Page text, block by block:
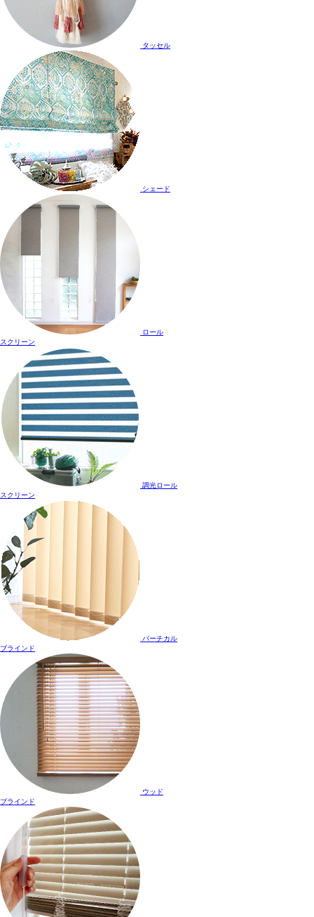
タッセル
シェード
ロール
スクリーン
調光ロール
スクリーン
バーチカル
ブラインド
ウッド
ブラインド